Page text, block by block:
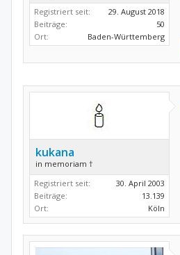
Registriert seit:
29. August 2018
Beiträge:
50
Ort:
Baden-Württemberg
kukana
in memoriam †
Registriert seit:
30. April 2003
Beiträge:
13.139
Ort:
Köln